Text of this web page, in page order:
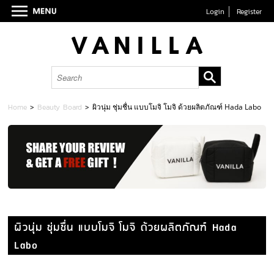
Login Register
Home > Beauty Board >ผิวนุ่ม ชุ่มชื่น แบบโมจิ โมจิ ด้วยผลิตภัณฑ์ Hada Labo
ผิวนุ่ม ชุ่มชื่น แบบโมจิ โมจิ ด้วยผลิตภัณฑ์ Hada
Labo